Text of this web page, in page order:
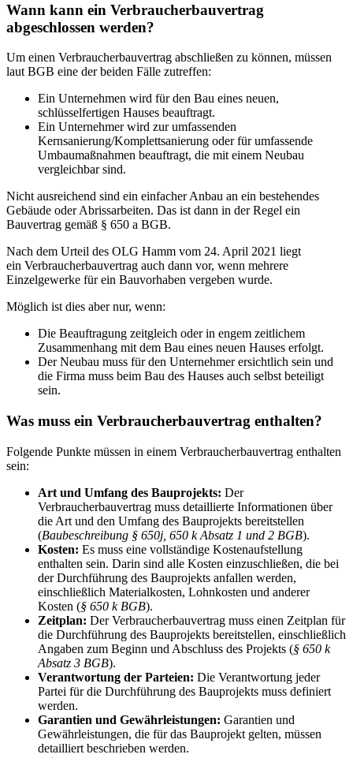
Wann kann ein Verbraucherbauvertrag
abgeschlossen werden?
Um einen Verbraucherbauvertrag abschließen zu können, müssen
laut BGB eine der beiden Fälle zutreffen:
Ein Unternehmen wird für den Bau eines neuen,
schlüsselfertigen Hauses beauftragt.
Ein Unternehmer wird zur umfassenden
Kernsanierung/Komplettsanierung oder für umfassende
Umbaumaßnahmen beauftragt, die mit einem Neubau
vergleichbar sind.
Nicht ausreichend sind ein einfacher Anbau an ein bestehendes
Gebäude oder Abrissarbeiten. Das ist dann in der Regel ein
Bauvertrag gemäß § 650 a BGB.
Nach dem Urteil des OLG Hamm vom 24. April 2021 liegt
ein Verbraucherbauvertrag auch dann vor, wenn mehrere
Einzelgewerke für ein Bauvorhaben vergeben wurde.
Möglich ist dies aber nur, wenn:
Die Beauftragung zeitgleich oder in engem zeitlichem
Zusammenhang mit dem Bau eines neuen Hauses erfolgt.
Der Neubau muss für den Unternehmer ersichtlich sein und
die Firma muss beim Bau des Hauses auch selbst beteiligt
sein.
Was muss ein Verbraucherbauvertrag enthalten?
Folgende Punkte müssen in einem Verbraucherbauvertrag enthalten
sein:
Art und Umfang des Bauprojekts: Der
Verbraucherbauvertrag muss detaillierte Informationen über
die Art und den Umfang des Bauprojekts bereitstellen
(Baubeschreibung § 650j, 650 k Absatz 1 und 2 BGB).
Kosten: Es muss eine vollständige Kostenaufstellung
enthalten sein. Darin sind alle Kosten einzuschließen, die bei
der Durchführung des Bauprojekts anfallen werden,
einschließlich Materialkosten, Lohnkosten und anderer
Kosten (§ 650 k BGB).
Zeitplan: Der Verbraucherbauvertrag muss einen Zeitplan für
die Durchführung des Bauprojekts bereitstellen, einschließlich
Angaben zum Beginn und Abschluss des Projekts (§ 650 k
Absatz 3 BGB).
Verantwortung der Parteien: Die Verantwortung jeder
Partei für die Durchführung des Bauprojekts muss definiert
werden.
Garantien und Gewährleistungen: Garantien und
Gewährleistungen, die für das Bauprojekt gelten, müssen
detailliert beschrieben werden.